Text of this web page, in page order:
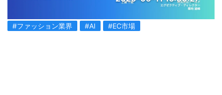
#ファッション業界 #AI #EC市場